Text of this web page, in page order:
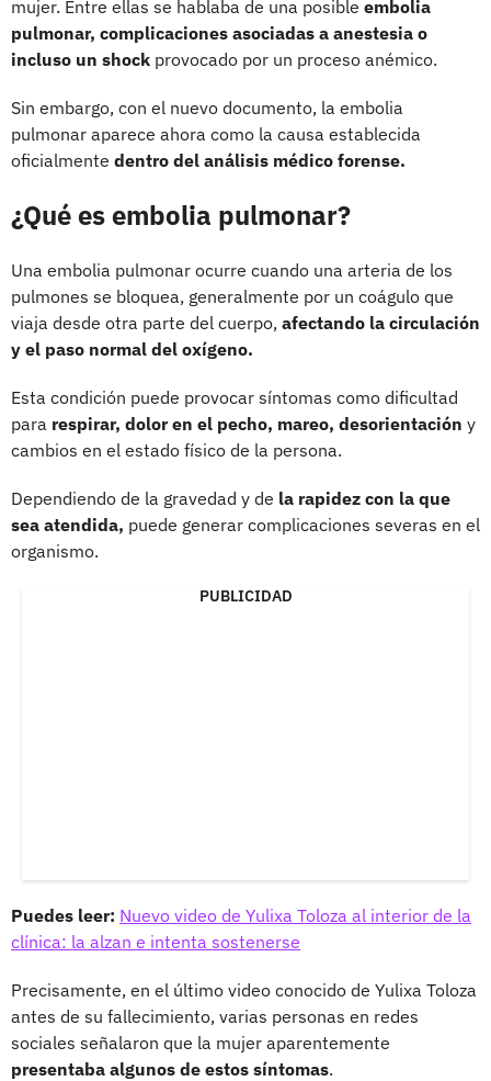
mujer. Entre ellas se hablaba de una posible embolia
pulmonar, complicaciones asociadas a anestesia o
incluso un shock provocado por un proceso anémico.
Sin embargo, con el nuevo documento, la embolia
pulmonar aparece ahora como la causa establecida
oficialmente dentro del análisis médico forense.
¿Qué es embolia pulmonar?
Una embolia pulmonar ocurre cuando una arteria de los
pulmones se bloquea, generalmente por un coágulo que
viaja desde otra parte del cuerpo, afectando la circulación
y el paso normal del oxígeno.
Esta condición puede provocar síntomas como dificultad
para respirar, dolor en el pecho, mareo, desorientación y
cambios en el estado físico de la persona.
Dependiendo de la gravedad y de la rapidez con la que
sea atendida, puede generar complicaciones severas en el
organismo.
PUBLICIDAD
Puedes leer: Nuevo video de Yulixa Toloza al interior de la
clínica: la alzan e intenta sostenerse
Precisamente, en el último video conocido de Yulixa Toloza
antes de su fallecimiento, varias personas en redes
sociales señalaron que la mujer aparentemente
presentaba algunos de estos síntomas.